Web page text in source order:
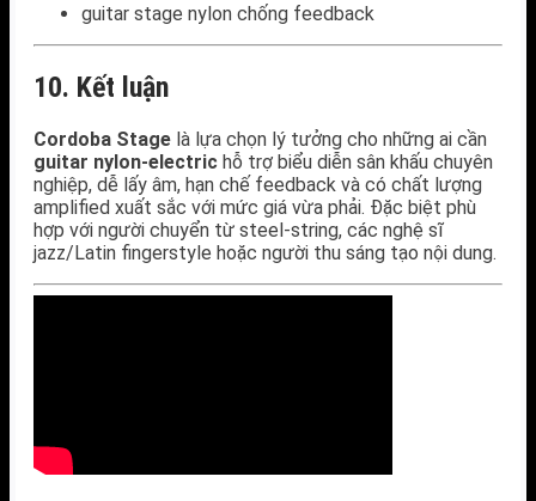
guitar stage nylon chống feedback
10. Kết luận
Cordoba Stage là lựa chọn lý tưởng cho những ai cần
guitar nylon‑electric hỗ trợ biểu diễn sân khấu chuyên
nghiệp, dễ lấy âm, hạn chế feedback và có chất lượng
amplified xuất sắc với mức giá vừa phải. Đặc biệt phù
hợp với người chuyển từ steel-string, các nghệ sĩ
jazz/Latin fingerstyle hoặc người thu sáng tạo nội dung.